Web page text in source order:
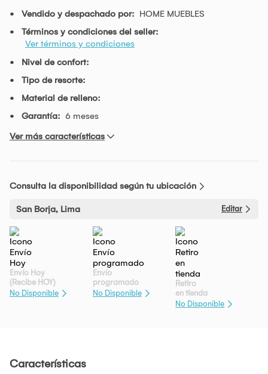
Vendido y despachado por: HOME MUEBLES
Términos y condiciones del seller:
Ver términos y condiciones
Nivel de confort:
Tipo de resorte:
Material de relleno:
Garantía: 6 meses
Ver más características
Consulta la disponibilidad según tu ubicación
San Borja, Lima Editar
Envío Hoy
(Recibe HOY)
No Disponible
Envío
programado
No Disponible
Retiro
en tienda
No Disponible
Características